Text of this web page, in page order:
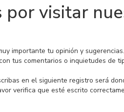
por visitar
importante tu opinión y
tus comentarios o inquietudes de
en el siguiente registro será
verifica que esté escrito